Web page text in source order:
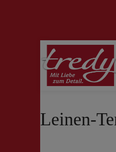
Zur Suche springen Zur
Leinen-